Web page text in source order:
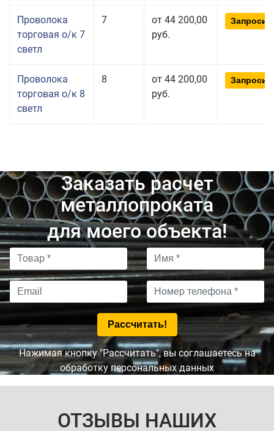
Проволока
торговая о/к 7
светл
7
от 44 200,00
руб.
Проволока
торговая о/к 8
светл
8
от 44 200,00
руб.
Заказать расчет
металлопроката
для моего объекта!
Нажимая кнопку "Рассчитать", вы соглашаетесь на
обработку персональных данных
ОТЗЫВЫ НАШИХ